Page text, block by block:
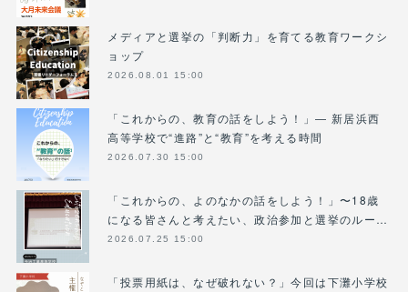
メディアと選挙の「判断力」を育てる教育ワークシ
ョップ
2026.08.01 15:00
「これからの、教育の話をしよう！」― 新居浜西
高等学校で“進路”と“教育”を考える時間
2026.07.30 15:00
「これからの、よのなかの話をしよう！」〜18歳
になる皆さんと考えたい、政治参加と選挙のルー…
2026.07.25 15:00
「投票用紙は、なぜ破れない？」今回は下灘小学校